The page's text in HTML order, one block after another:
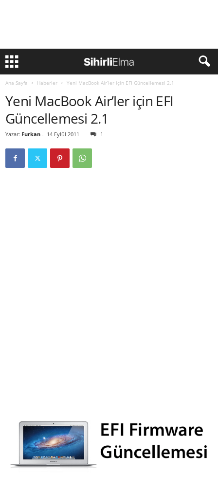
Ana Sayfa Haberler Yeni MacBook Air’ler için EFI Güncellemesi 2.1
Yeni MacBook Air’ler için EFI
Güncellemesi 2.1
Yazar: Furkan - 14 Eylül 2011 1